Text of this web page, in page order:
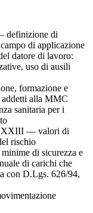
definizione di
di applicazione
datore di lavoro:
uso di ausili
formazione e
addetti alla MMC
sanitaria per i
— valori di
rischio
di sicurezza e
di carichi che
con D.Lgs. 626/94,